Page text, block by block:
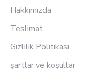
Hakkımızda
Teslimat
Gizlilik Politikası
şartlar ve koşullar